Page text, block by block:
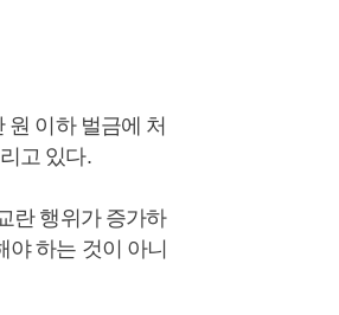
이하 벌금에 처
고 있다.
란 행위가 증가하
야 하는 것이 아니